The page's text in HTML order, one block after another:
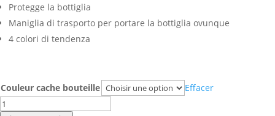
Protegge la bottiglia
Maniglia di trasporto per portare la bottiglia ovunque
4 colori di tendenza
Couleur cache bouteille
Effacer
quantité